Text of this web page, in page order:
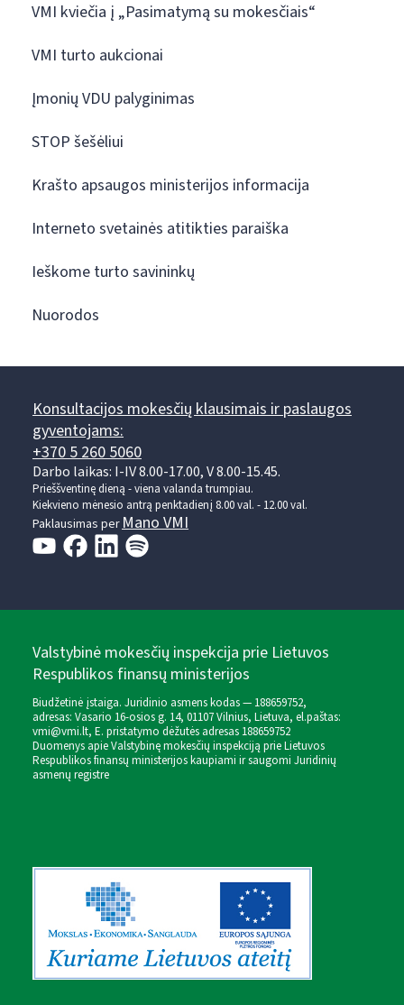
VMI kviečia į „Pasimatymą su mokesčiais“
VMI turto aukcionai
Įmonių VDU palyginimas
STOP šešėliui
Krašto apsaugos ministerijos informacija
Interneto svetainės atitikties paraiška
Ieškome turto savininkų
Nuorodos
Konsultacijos mokesčių klausimais ir paslaugos
gyventojams:
+370 5 260 5060
Darbo laikas: I-IV 8.00-17.00, V 8.00-15.45.
Prieššventinę dieną - viena valanda trumpiau.
Kiekvieno mėnesio antrą penktadienį 8.00 val. - 12.00 val.
Paklausimas perMano VMI
Valstybinė mokesčių inspekcija prie Lietuvos
Respublikos finansų ministerijos
Biudžetinė įstaiga. Juridinio asmens kodas — 188659752,
adresas: Vasario 16-osios g. 14, 01107 Vilnius, Lietuva, el.paštas:
vmi@vmi.lt, E. pristatymo dėžutės adresas 188659752
Duomenys apie Valstybinę mokesčių inspekciją prie Lietuvos
Respublikos finansų ministerijos kaupiami ir saugomi Juridinių
asmenų registre